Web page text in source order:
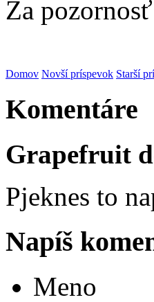
Za
Domov Novší príspevok Starší
Komentáre
Grapefruit
Pjeknes to
Napíš
Meno